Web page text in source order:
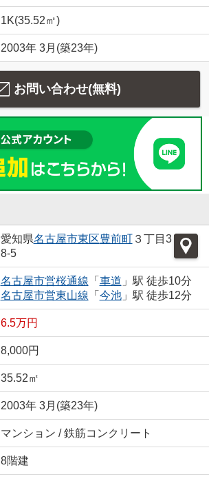
1K(35.52㎡)
2003年 3月(築23年)
お問い合わせ(無料)
愛知県名古屋市東区豊前町３丁目3
8-5
名古屋市営桜通線 「 車道 」駅 徒歩10分
名古屋市営東山線 「 今池」駅 徒歩12分
6.5万円
8,000円
35.52㎡
2003年 3月(築23年)
マンション / 鉄筋コンクリート
8階建